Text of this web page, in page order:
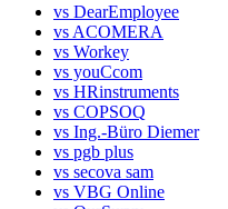
vs DearEmployee
vs ACOMERA
vs Workey
vs youCcom
vs HRinstruments
vs COPSOQ
vs Ing.-Büro Diemer
vs pgb plus
vs secova sam
vs VBG Online